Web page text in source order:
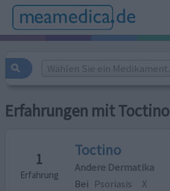
Wählen Sie ein Medikament...
Erfahrungen mit Toctino
1
Erfahrung
Toctino
Andere Dermatika
Bei Psoriasis X